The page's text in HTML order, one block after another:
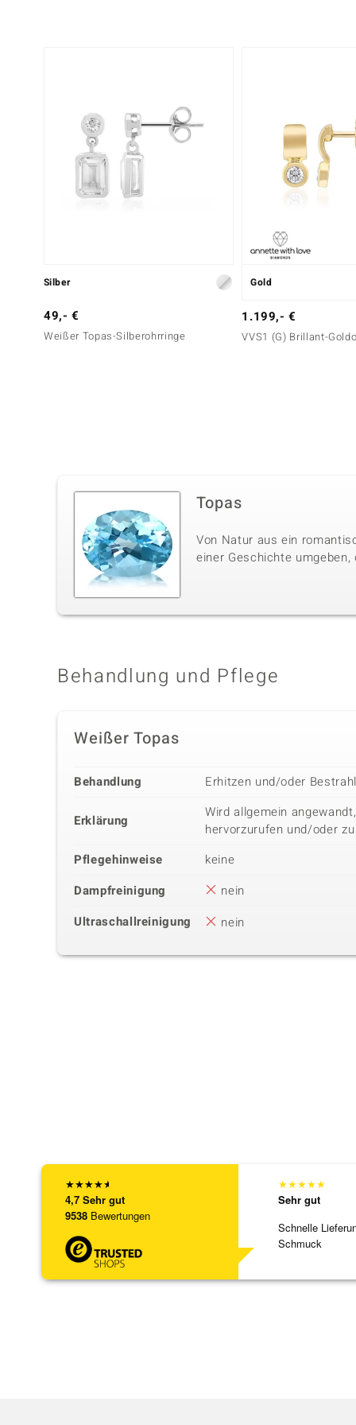
Silber
49,- €
Weißer Topas-Silberohrringe
Gold
1.199,- €
VVS1 (G) Brillant-
Topas
Von Natur aus ein
einer Geschichte
Behandlung und Pflege
Weißer Topas
Behandlung Erhitzen und/oder
Erklärung
Wird allgemein
hervorzurufen und/oder
Pflegehinweise
keine
Dampfreinigung
nein
Ultraschallreinigung
nein
★★★★★
4,7 Sehr gut
9538 Bewertungen
★★★★★
Sehr gut
Schnelle
Schmuck